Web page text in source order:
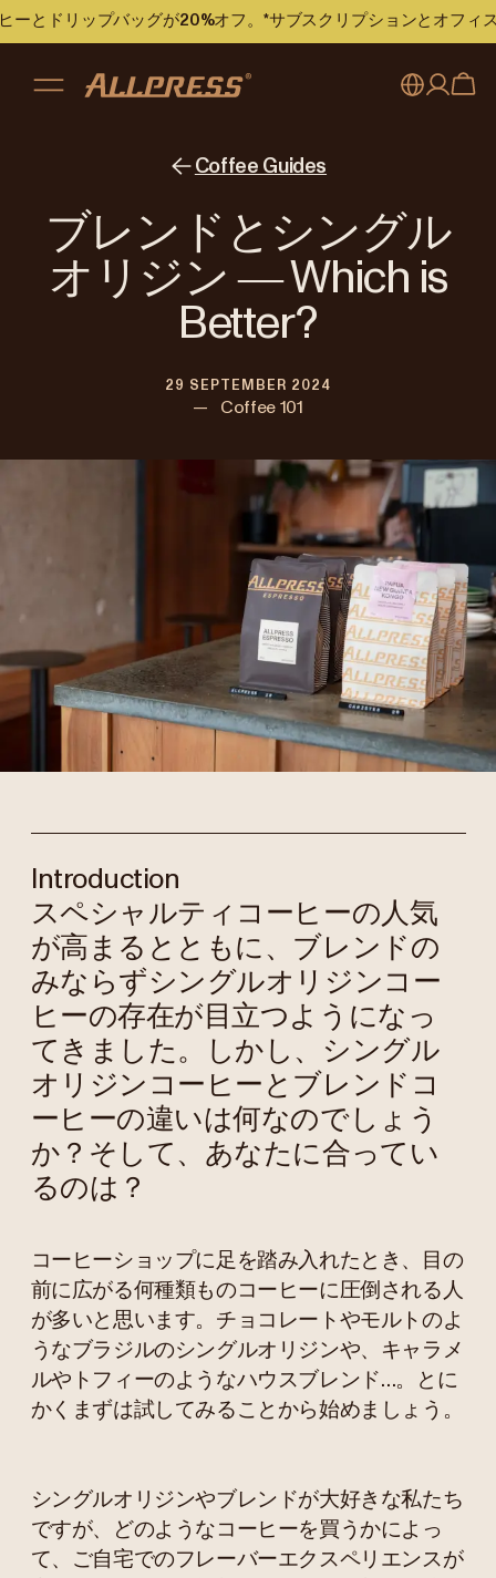
ーとドリップバッグが20%オフ。*サブスクリプションとオフィ
Australia
Japan (日本語)
New Zealand
United Kingdom
My account
Register
Coffee Guides
ブレンドとシングル
オリジン ― Which is
Better?
29 SEPTEMBER 2024
— Coffee 101
Introduction
スペシャルティコーヒーの人気
が高まるとともに、ブレンドの
みならずシングルオリジンコー
ヒーの存在が目立つようになっ
てきました。しかし、シングル
オリジンコーヒーとブレンドコ
ーヒーの違いは何なのでしょう
か？そして、あなたに合ってい
るのは？
コーヒーショップに足を踏み入れたとき、目の
前に広がる何種類ものコーヒーに圧倒される人
が多いと思います。チョコレートやモルトのよ
うなブラジルのシングルオリジンや、キャラメ
ルやトフィーのようなハウスブレンド…。とに
かくまずは試してみることから始めましょう。
シングルオリジンやブレンドが大好きな私たち
ですが、どのようなコーヒーを買うかによっ
て、ご自宅でのフレーバーエクスペリエンスが